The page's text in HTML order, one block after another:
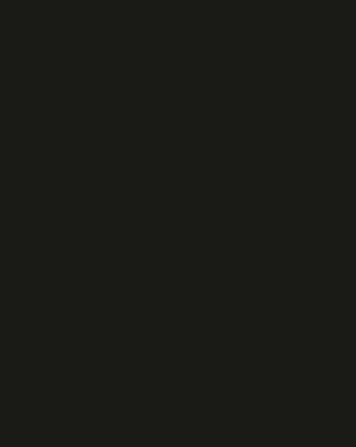
segunda divisão
Lucas Villalba
segue no Botafogo,